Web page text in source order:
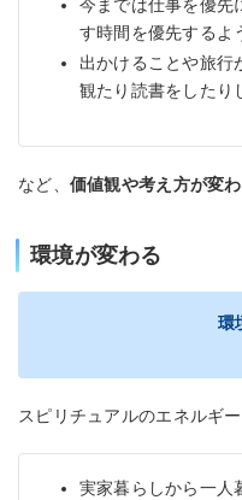
今までは仕事を優先
す時間を優先するよ
出かけることや旅行
観たり読書をしたり
など、 価値観や考え方が変
環境が変わる
環
スピリチュアルのエネルギー
実家暮らしから一人